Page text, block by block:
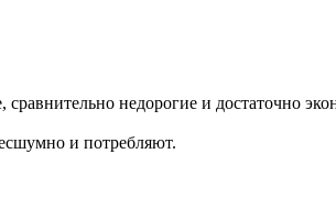
недорогие и достаточно
и потребляют.